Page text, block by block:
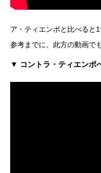
ア・ティエンポと比べると
参考までに、此方の動画で
▼ コントラ・ティエンポ